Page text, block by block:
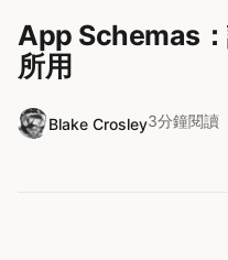
App Schemas
所用
Blake Crosley3分鐘閱讀